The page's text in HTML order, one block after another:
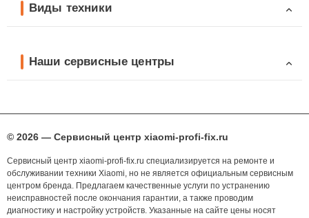
Виды техники
Наши сервисные центры
© 2026 — Сервисный центр xiaomi-profi-fix.ru
Сервисный центр xiaomi-profi-fix.ru специализируется на ремонте и
обслуживании техники Xiaomi, но не является официальным сервисным
центром бренда. Предлагаем качественные услуги по устранению
неисправностей после окончания гарантии, а также проводим
диагностику и настройку устройств. Указанные на сайте цены носят